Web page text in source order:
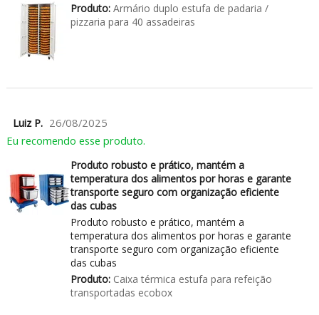
Produto:Armário duplo estufa de padaria /
pizzaria para 40 assadeiras
Luiz P. 26/08/2025
Eu recomendo esse produto.
Produto robusto e prático, mantém a
temperatura dos alimentos por horas e garante
transporte seguro com organização eficiente
das cubas
Produto robusto e prático, mantém a
temperatura dos alimentos por horas e garante
transporte seguro com organização eficiente
das cubas
Produto:Caixa térmica estufa para refeição
transportadas ecobox